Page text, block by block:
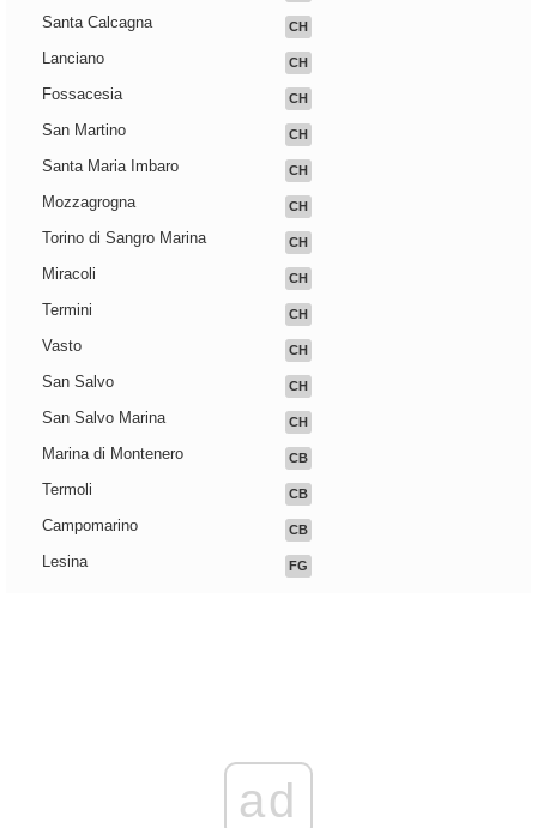
Santa Calcagna CH
Lanciano CH
Fossacesia CH
San Martino CH
Santa Maria Imbaro CH
Mozzagrogna CH
Torino di Sangro Marina CH
Miracoli CH
Termini CH
Vasto CH
San Salvo CH
San Salvo Marina CH
Marina di Montenero CB
Termoli CB
Campomarino CB
Lesina FG
ad